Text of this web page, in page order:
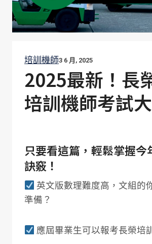
培訓機師3 6 月, 2025
2025最新！長
培訓機師考試
只要看這篇，輕鬆掌握今
訣竅！
英文版數理難度高，文組的
準備？
應屆畢業生可以報考長榮培